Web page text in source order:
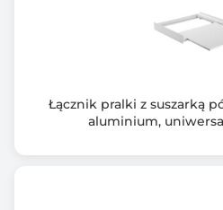
Łącznik pralki z suszarką
aluminium,